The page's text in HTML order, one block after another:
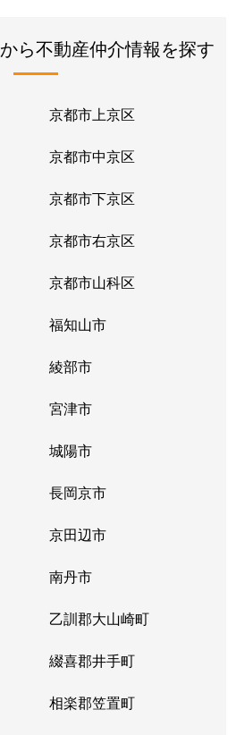
ら不動産仲介情報を探す
京都市上京区
京都市中京区
京都市下京区
京都市右京区
京都市山科区
福知山市
綾部市
宮津市
城陽市
長岡京市
京田辺市
南丹市
乙訓郡大山崎町
綴喜郡井手町
相楽郡笠置町